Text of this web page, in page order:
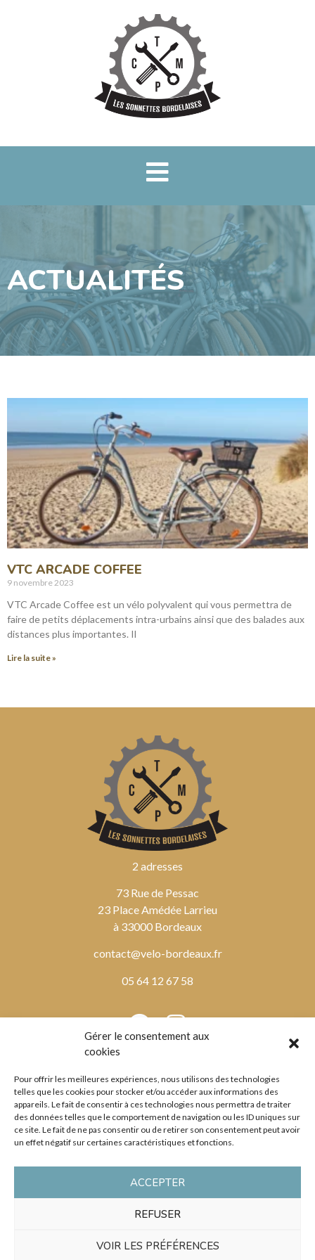
Gérer le consentement aux
cookies
Pour offrir les meilleures expériences, nous utilisons des technologies
telles que les cookies pour stocker et/ou accéder aux informations des
appareils. Le fait de consentir à ces technologies nous permettra de traiter
des données telles que le comportement de navigation ou les ID uniques sur
ce site. Le fait de ne pas consentir ou de retirer son consentement peut avoir
un effet négatif sur certaines caractéristiques et fonctions.
ACCEPTER
REFUSER
VOIR LES PRÉFÉRENCES
ACTUALITÉS
VTC ARCADE COFFEE
9 novembre 2023
VTC Arcade Coffee est un vélo polyvalent qui vous permettra de
faire de petits déplacements intra-urbains ainsi que des balades aux
distances plus importantes. Il
Lire la suite »
2 adresses
73 Rue de Pessac
23 Place Amédée Larrieu
à 33000 Bordeaux
contact@velo-bordeaux.fr
05 64 12 67 58
lundi au vendredi
9h00 – 12h30 / 14h00 – 19h00
samedi
9h00 – 12h30 / 14h00 – 18h00
dimanche
fermé